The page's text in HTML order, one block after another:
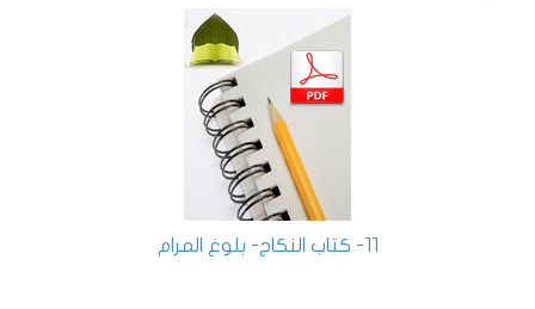
11- كتاب النكاح- بلوغ المرام